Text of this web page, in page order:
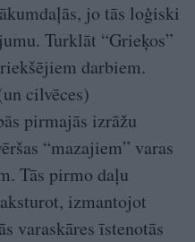
jo tās loģiski
Turklāt “Grieķos”
darbiem.
cilvēces)
pirmajās izrāžu
“mazajiem” varas
Tās pirmo daļu
izmantojot
varaskāres īstenotās